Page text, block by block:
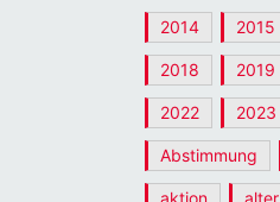
2014 2015
2018 2019
2022 2023
Abstimmung
aktion alter